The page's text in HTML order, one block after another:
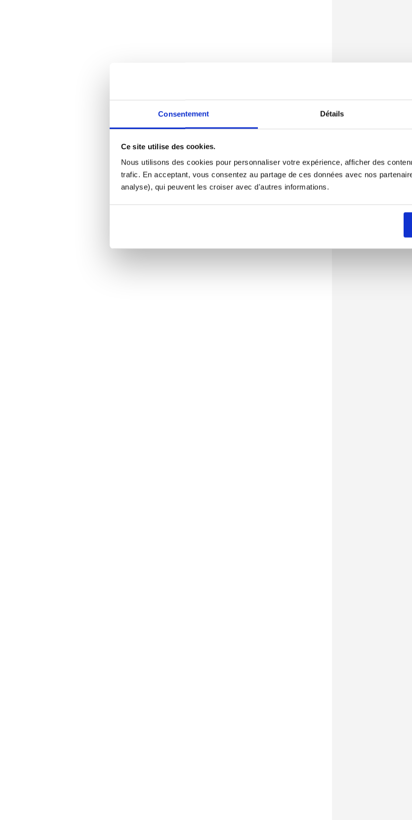
Consentement Détails
Ce site utilise des cookies.
Nous utilisons des cookies pour personnaliser votre expérience, afficher des
trafic. En acceptant, vous consentez au partage de ces données avec nos
analyse), qui peuvent les croiser avec d'autres informations.